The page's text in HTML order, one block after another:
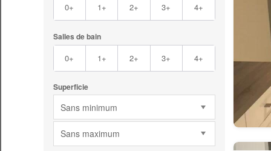
0+ 1+ 2+ 3+ 4+
Salles de bain
0+ 1+ 2+ 3+ 4+
Superficie
Sans minimum
Sans maximum